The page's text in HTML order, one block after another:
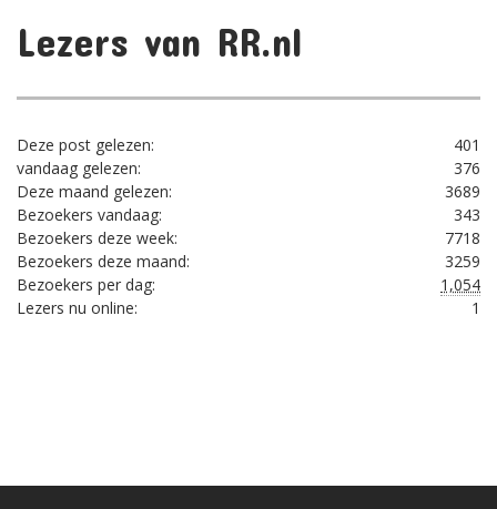
Lezers van RR.nl
401
Deze post gelezen:
376
vandaag gelezen:
3689
Deze maand gelezen:
343
Bezoekers vandaag:
7718
Bezoekers deze week:
3259
Bezoekers deze maand:
1,054
Bezoekers per dag:
1
Lezers nu online: